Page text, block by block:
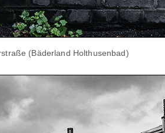
(Bäderland Holthusenbad)